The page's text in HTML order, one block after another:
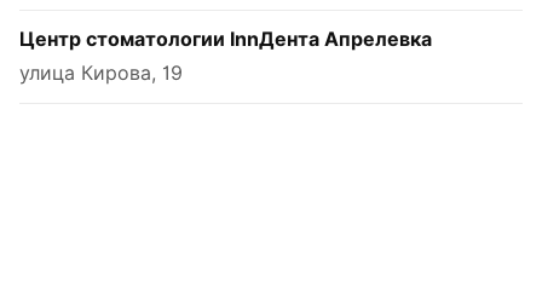
Центр стоматологии InnДента Апрелевка
улица Кирова, 19